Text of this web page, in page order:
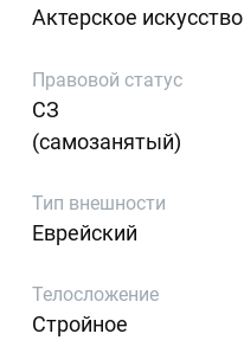
Актерское искусство
Правовой статус
СЗ
(самозанятый)
Тип внешности
Еврейский
Телосложение
Стройное